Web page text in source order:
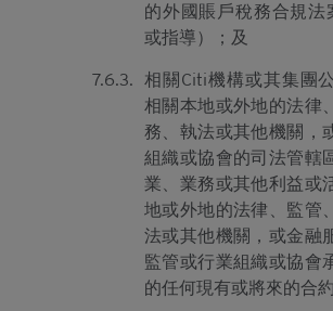
的外國賬戶稅務合規法
或指導）；及
7.6.3.
相關Citi機構或其集團
相關本地或外地的法律
務、執法或其他機關，
組織或協會的司法管轄
業、業務或其他利益或
地或外地的法律、監管
法或其他機關，或金融
監管或行業組織或協會
的任何現有或將來的合